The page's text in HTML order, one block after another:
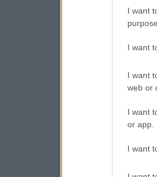
I want
I want
I want
web or
I want
or app.
I want